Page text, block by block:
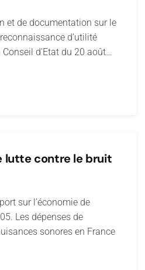
et de documentation sur le
d’utilité
d'Etat du 20 août…
lutte contre le bruit
sur l’économie de
Les dépenses de
sonores en France